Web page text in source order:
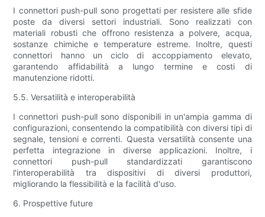
I connettori push-pull sono progettati per resistere alle sfide
poste da diversi settori industriali. Sono realizzati con
materiali robusti che offrono resistenza a polvere, acqua,
sostanze chimiche e temperature estreme. Inoltre, questi
connettori hanno un ciclo di accoppiamento elevato,
garantendo affidabilità a lungo termine e costi di
manutenzione ridotti.
5.5. Versatilità e interoperabilità
I connettori push-pull sono disponibili in un'ampia gamma di
configurazioni, consentendo la compatibilità con diversi tipi di
segnale, tensioni e correnti. Questa versatilità consente una
perfetta integrazione in diverse applicazioni. Inoltre, i
connettori push-pull standardizzati garantiscono
l'interoperabilità tra dispositivi di diversi produttori,
migliorando la flessibilità e la facilità d'uso.
6. Prospettive future